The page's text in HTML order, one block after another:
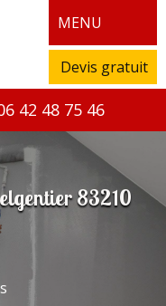
MENU
Devis gratuit
42 48 75 46
83210